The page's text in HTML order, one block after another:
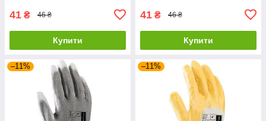
41 ₴ 46 ₴
Купити
41 ₴ 46 ₴
Купити
–11% –11%